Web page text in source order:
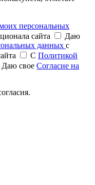
персональных
сайта
Даю
данных с
С Политикой
Даю свое Согласие на